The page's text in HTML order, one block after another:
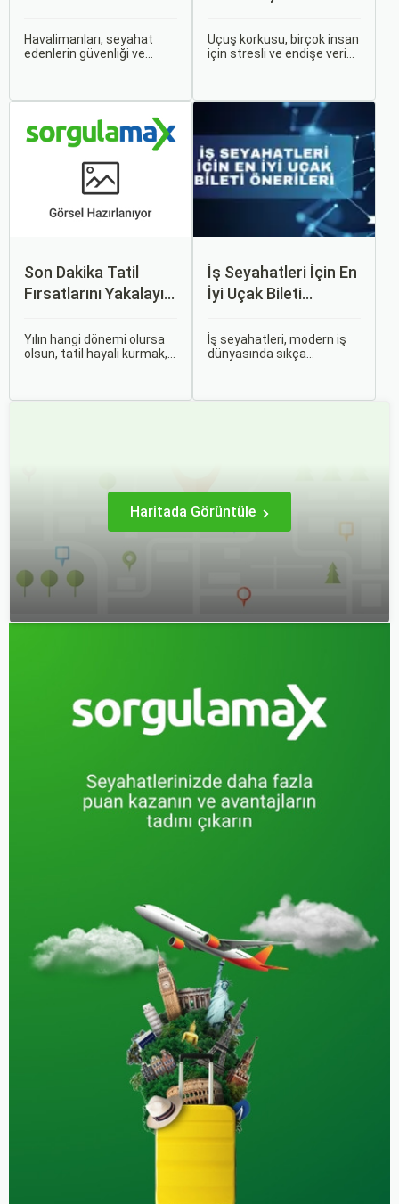
Havalimanları, seyahat
edenlerin güvenliği ve
edilmesi gereken önemli
noktaları, güvenlik
kontrollerini ve bekleme
süreleri hakkında ipuçlarını
detaylı bir şekilde ele
Uçuş korkusu, birçok insan
için stresli ve endişe verici
etmek zorunda olan kişiler
için büyük bir sorun teşkil
edebilir.
Son Dakika Tatil
Fırsatlarını Yakalayın:
İpuçları
Yılın hangi dönemi olursa
olsun, tatil hayali kurmak,
İş Seyahatleri İçin En
İyi Uçak Bileti
İş seyahatleri, modern iş
dünyasında sıkça
Haritada Görüntüle